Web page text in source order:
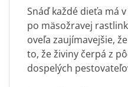
Snáď každé dieťa má
po mäsožravej
oveľa zaujímavejšie,
to, že živiny čerpá z
dospelých